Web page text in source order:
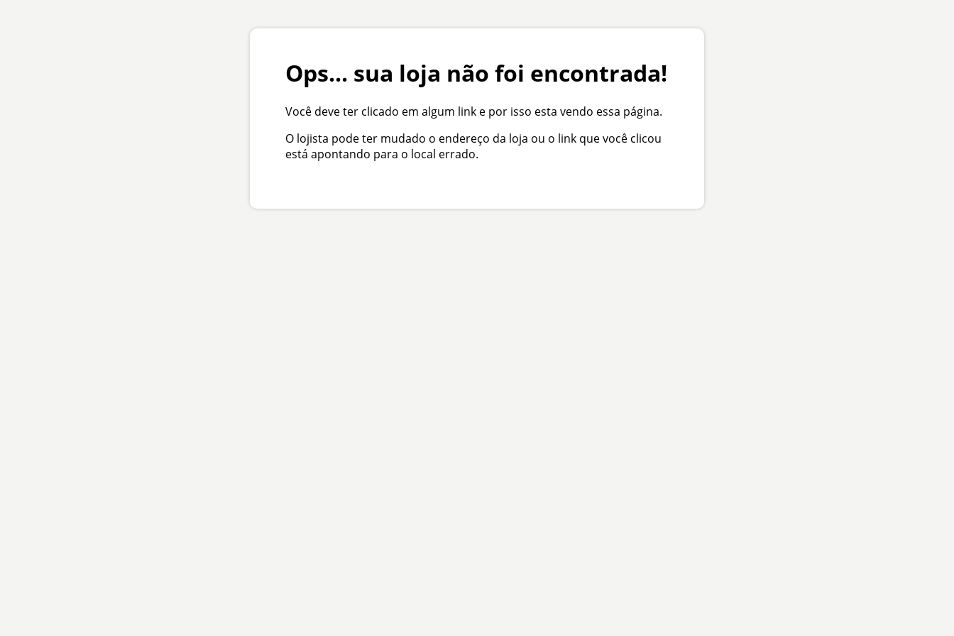
Ops... sua loja não foi encontrada!
Você deve ter clicado em algum link e por isso esta vendo essa página.
O lojista pode ter mudado o endereço da loja ou o link que você clicou
está apontando para o local errado.